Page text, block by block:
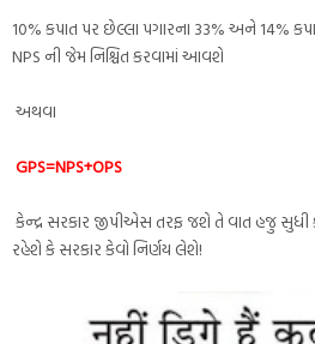
10% કપાત પર છેલ્લા પગારના 33% અને 14%
NPS ની જેમ નિશ્ચિત કરવામાં આવશે
અથવા
GPS=NPS+OPS
કેન્દ્ર સરકાર જીપીએસ તરફ જશે તે વાત હજુ સુધી
રહેશે કે સરકાર કેવો નિર્ણય લેશે!